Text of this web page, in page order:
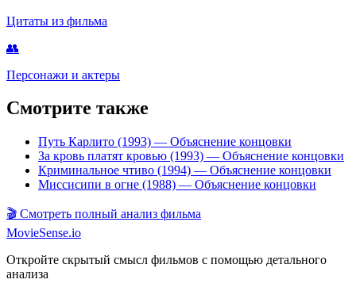
Цитаты из фильма
👥
Персонажи и актеры
Смотрите также
Путь Карлито (1993) — Объяснение концовки
За кровь платят кровью (1993) — Объяснение концовки
Криминальное чтиво (1994) — Объяснение концовки
Миссисипи в огне (1988) — Объяснение концовки
🎬 Смотреть полный анализ фильма
MovieSense.io
Откройте скрытый смысл фильмов с помощью детального
анализа